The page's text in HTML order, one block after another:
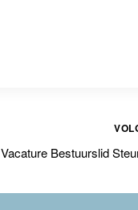
Vacature Bestuurslid